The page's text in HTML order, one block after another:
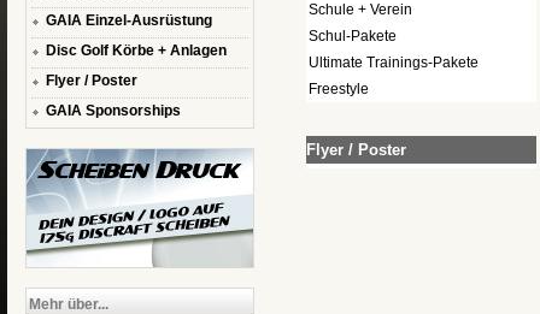
GAIA Einzel-Ausrüstung
Disc Golf Körbe + Anlagen
Flyer / Poster
GAIA Sponsorships
Mehr über...
Schule + Verein
Schul-Pakete
Ultimate Trainings-Pakete
Freestyle
Flyer / Poster